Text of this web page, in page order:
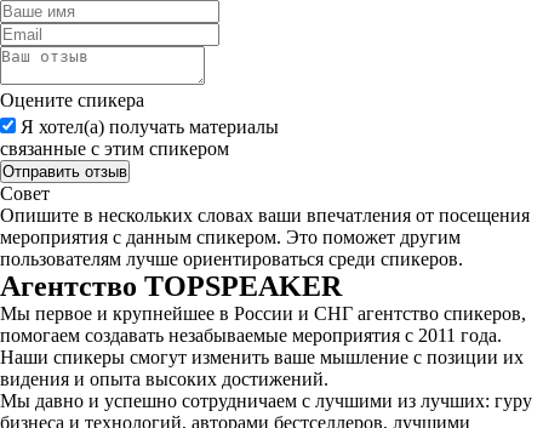
Оцените спикера
Я хотел(а) получать материалы
связанные с этим спикером
Совет
Опишите в нескольких словах ваши впечатления от посещения
мероприятия с данным спикером. Это поможет другим
пользователям лучше ориентироваться среди спикеров.
Агентство TOPSPEAKER
Мы первое и крупнейшее в России и СНГ агентство спикеров,
помогаем создавать незабываемые мероприятия с 2011 года.
Наши спикеры смогут изменить ваше мышление с позиции их
видения и опыта высоких достижений.
Мы давно и успешно сотрудничаем с лучшими из лучших: гуру
бизнеса и технологий, авторами бестселлеров, лучшими